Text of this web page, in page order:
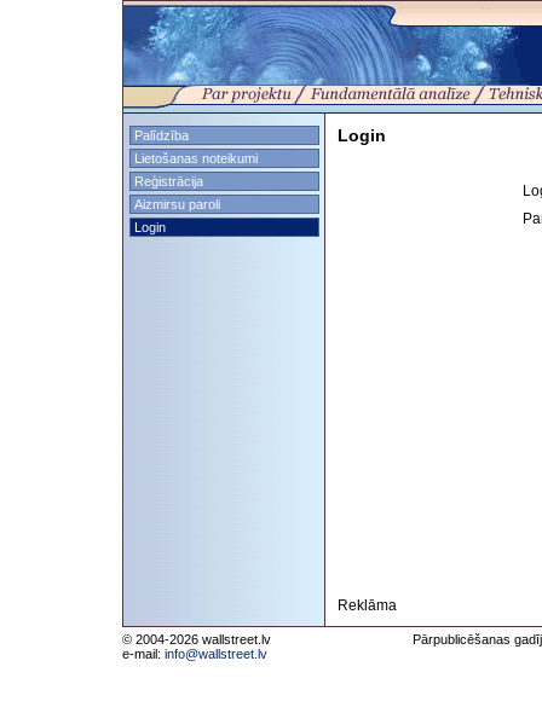
Palīdzība
Lietošanas noteikumi
Reģistrācija
Aizmirsu paroli
Login
Login
Reklāma
© 2004-2026 wallstreet.lv
e-mail: info@wallstreet.lv
Pārpublicēšanas